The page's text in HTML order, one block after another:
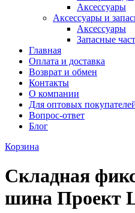
Аксессуары
Аксессуары и
Аксессуары
Запасные
Главная
Оплата и доставка
Возврат и обмен
Контакты
О компании
Для оптовых
Вопрос-ответ
Блог
Корзина
Складная
шина Проект